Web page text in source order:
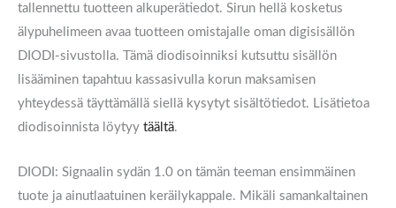
tallennettu tuotteen alkuperätiedot. Sirun hellä kosketus
älypuhelimeen avaa tuotteen omistajalle oman digisisällön
DIODI-sivustolla. Tämä diodisoinniksi kutsuttu sisällön
lisääminen tapahtuu kassasivulla korun maksamisen
yhteydessä täyttämällä siellä kysytyt sisältötiedot. Lisätietoa
diodisoinnista löytyy täältä.
DIODI: Signaalin sydän 1.0 on tämän teeman ensimmäinen
tuote ja ainutlaatuinen keräilykappale. Mikäli samankaltainen